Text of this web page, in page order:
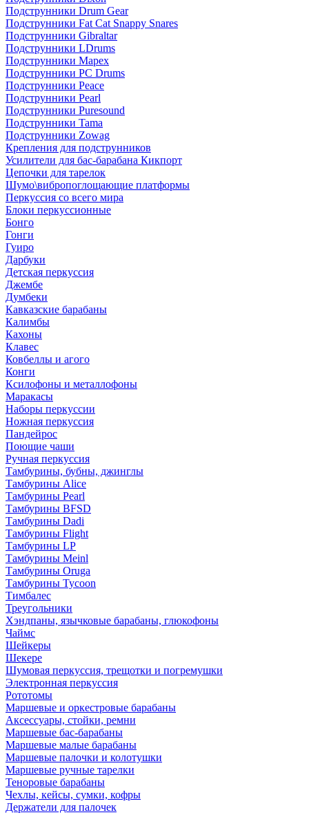
Подструнники Drum Gear
Подструнники Fat Cat Snappy Snares
Подструнники Gibraltar
Подструнники LDrums
Подструнники Mapex
Подструнники PC Drums
Подструнники Peace
Подструнники Pearl
Подструнники Puresound
Подструнники Tama
Подструнники Zowag
Крепления для подструнников
Усилители для бас-барабана Кикпорт
Цепочки для тарелок
Шумо\вибропоглощающие платформы
Перкуссия со всего мира
Блоки перкуссионные
Бонго
Гонги
Гуиро
Дарбуки
Детская перкуссия
Джембе
Думбеки
Кавказские барабаны
Калимбы
Кахоны
Клавес
Ковбеллы и агого
Конги
Ксилофоны и металлофоны
Маракасы
Наборы перкуссии
Ножная перкуссия
Пандейрос
Поющие чаши
Ручная перкуссия
Тамбурины, бубны, джинглы
Тамбурины Alice
Тамбурины Pearl
Тамбурины BFSD
Тамбурины Dadi
Тамбурины Flight
Тамбурины LP
Тамбурины Meinl
Тамбурины Oruga
Тамбурины Tycoon
Тимбалес
Треугольники
Хэндпаны, язычковые барабаны, глюкофоны
Чаймс
Шейкеры
Шекере
Шумовая перкуссия, трещотки и погремушки
Электронная перкуссия
Рототомы
Маршевые и оркестровые барабаны
Аксессуары, стойки, ремни
Маршевые бас-барабаны
Маршевые малые барабаны
Маршевые палочки и колотушки
Маршевые ручные тарелки
Теноровые барабаны
Чехлы, кейсы, сумки, кофры
Держатели для палочек